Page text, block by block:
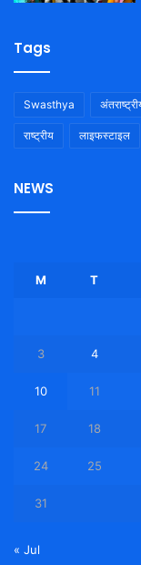
Tags
Swasthya
राष्ट्रीय लाइफस्टाइल
NEWS
M T
3 4
10 11
17 18
24 25
31
« Jul